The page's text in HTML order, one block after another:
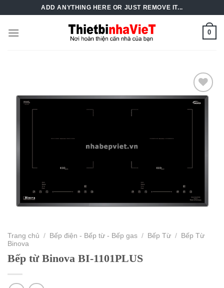
content
ADD ANYTHING HERE OR JUST REMOVE IT...
0
Add to
Wishlist
Trang chủ / Bếp điện - Bếp từ - Bếp gas / Bếp Từ / Bếp Từ
Binova
Bếp từ Binova BI-1101PLUS